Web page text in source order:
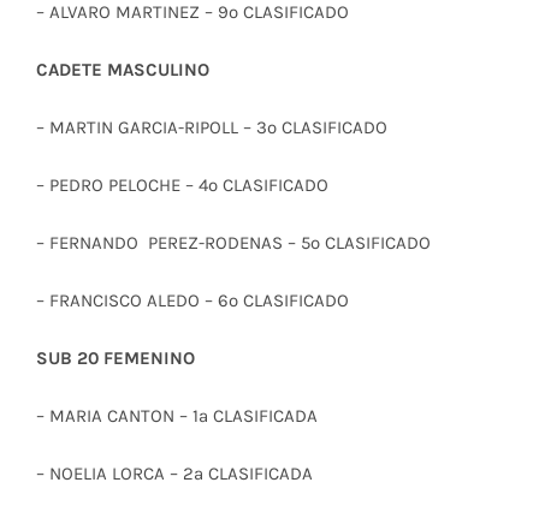
– ALVARO MARTINEZ – 9º CLASIFICADO
CADETE MASCULINO
– MARTIN GARCIA-RIPOLL – 3º CLASIFICADO
– PEDRO PELOCHE – 4º CLASIFICADO
– FERNANDO PEREZ-RODENAS – 5º CLASIFICADO
– FRANCISCO ALEDO – 6º CLASIFICADO
SUB 20 FEMENINO
– MARIA CANTON – 1ª CLASIFICADA
– NOELIA LORCA – 2ª CLASIFICADA